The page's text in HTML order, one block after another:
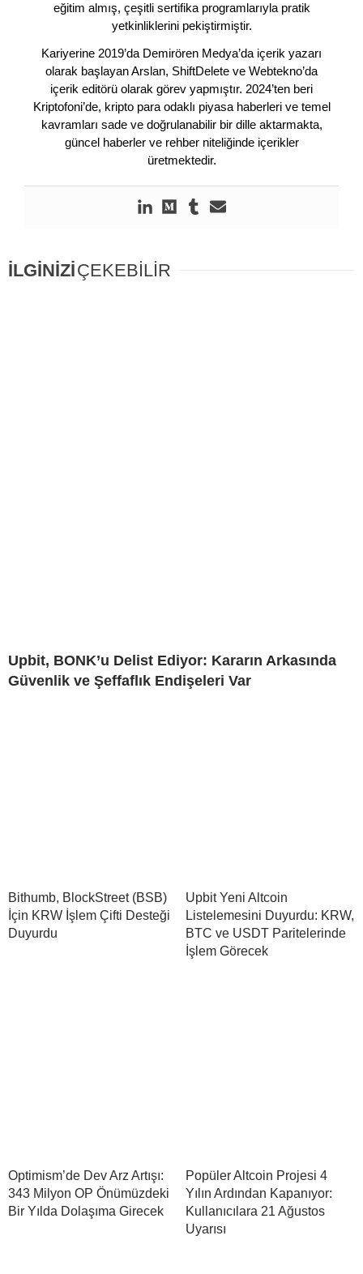
eğitim almış, çeşitli sertifika programlarıyla pratik
yetkinliklerini pekiştirmiştir.
Kariyerine 2019’da Demirören Medya’da içerik yazarı
olarak başlayan Arslan, ShiftDelete ve Webtekno’da
içerik editörü olarak görev yapmıştır. 2024’ten beri
Kriptofoni’de, kripto para odaklı piyasa haberleri ve temel
kavramları sade ve doğrulanabilir bir dille aktarmakta,
güncel haberler ve rehber niteliğinde içerikler
üretmektedir.
İLGİNİZİÇEKEBİLİR
Upbit, BONK’u Delist Ediyor: Kararın Arkasında
Güvenlik ve Şeffaflık Endişeleri Var
Bithumb, BlockStreet (BSB)
İçin KRW İşlem Çifti Desteği
Duyurdu
Upbit Yeni Altcoin
Listelemesini Duyurdu: KRW,
BTC ve USDT Paritelerinde
İşlem Görecek
Optimism’de Dev Arz Artışı:
343 Milyon OP Önümüzdeki
Bir Yılda Dolaşıma Girecek
Popüler Altcoin Projesi 4
Yılın Ardından Kapanıyor:
Kullanıcılara 21 Ağustos
Uyarısı